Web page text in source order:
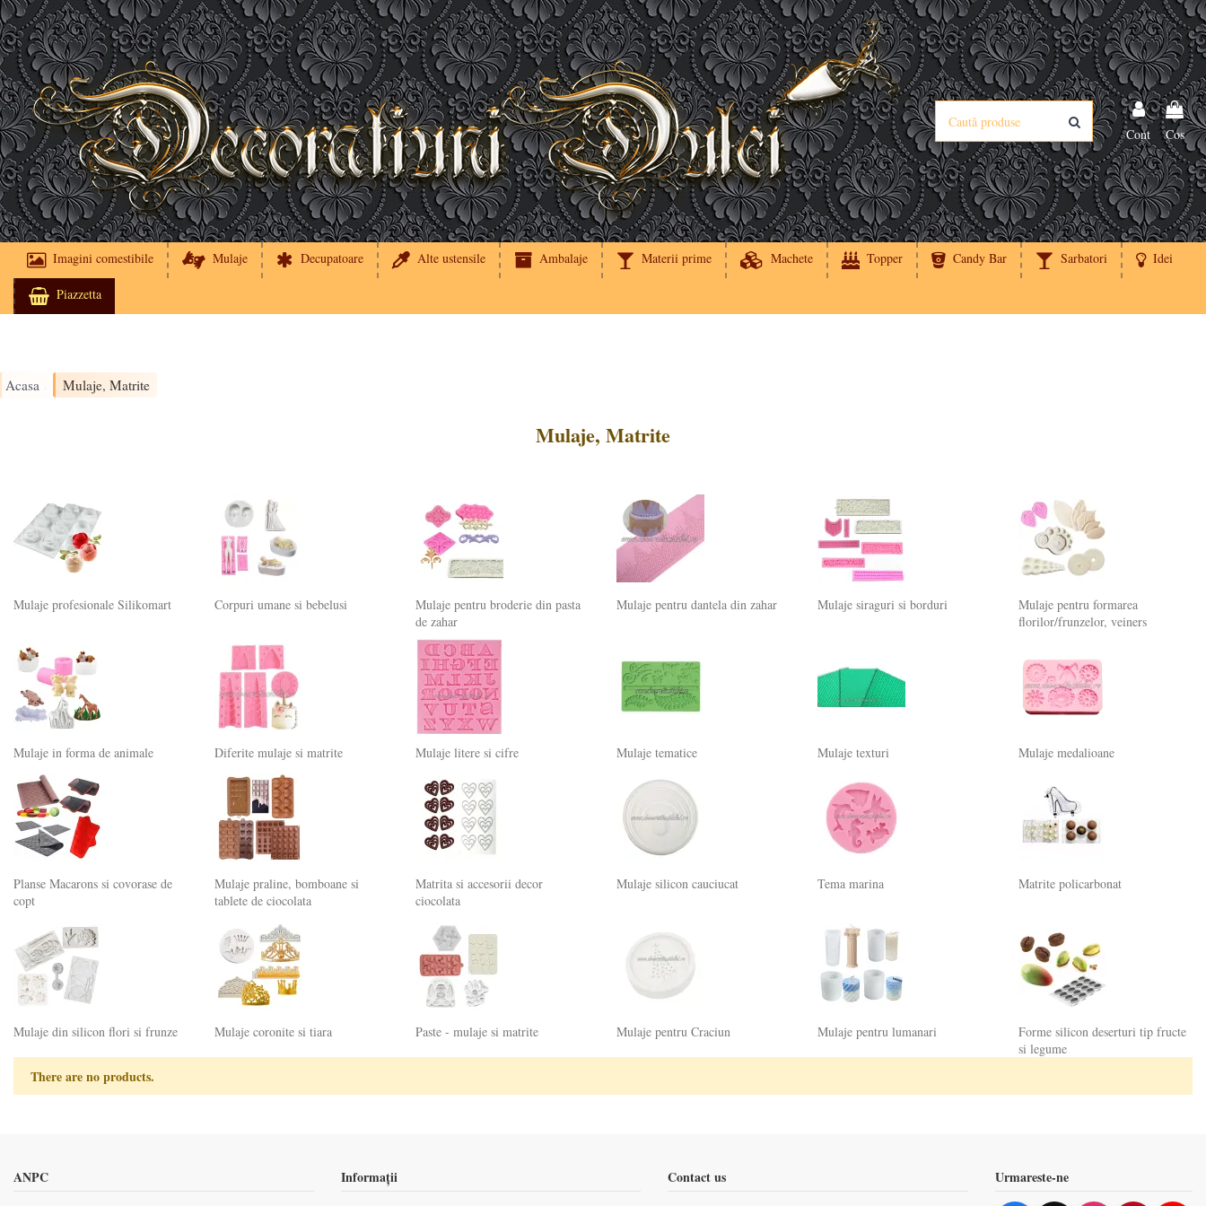
Cont Cos
Imagini comestibile Mulaje Decupatoare Alte ustensile Ambalaje Materii prime Machete Topper Candy Bar Sarbatori Idei
Piazzetta
Acasa Mulaje, Matrite
Mulaje, Matrite
Mulaje profesionale Silikomart Corpuri umane si bebelusi
Mulaje pentru broderie din pasta
de zahar
Mulaje pentru dantela din zahar Mulaje siraguri si borduri
Mulaje pentru formarea
florilor/frunzelor, veiners
Mulaje in forma de animale Diferite mulaje si matrite Mulaje litere si cifre Mulaje tematice Mulaje texturi Mulaje medalioane
Planse Macarons si covorase de
copt
Mulaje praline, bomboane si
tablete de ciocolata
Matrita si accesorii decor
ciocolata
Mulaje silicon cauciucat Tema marina Matrite policarbonat
Mulaje din silicon flori si frunze Mulaje coronite si tiara Paste - mulaje si matrite Mulaje pentru Craciun Mulaje pentru lumanari
Forme silicon deserturi tip fructe
si legume
There are no products.
ANPC Informații
Contact us
Urmareste-ne